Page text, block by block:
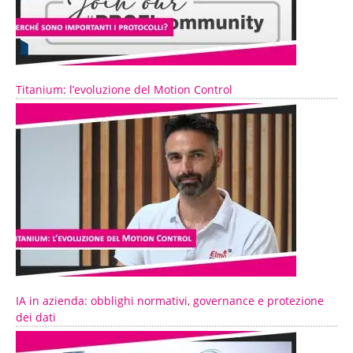
Titanium: l’evoluzione del Motion Control
IA in azienda: obblighi normativi, governance e protezione
dei dati